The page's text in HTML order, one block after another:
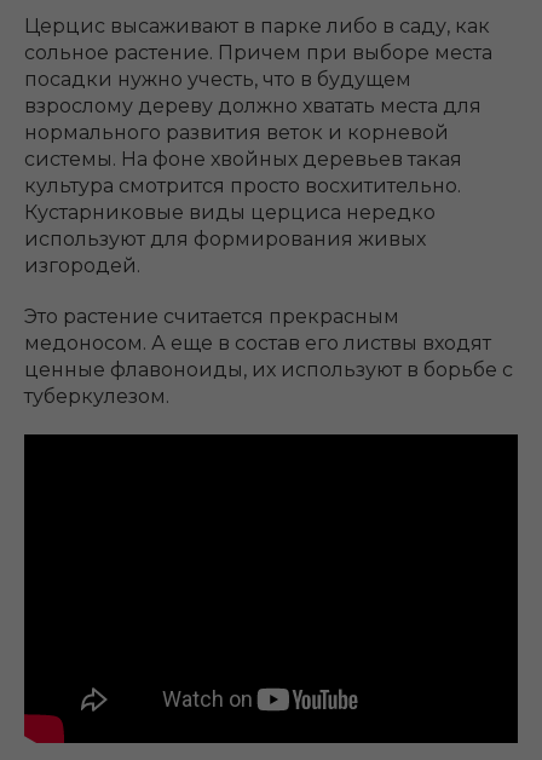
Церцис высаживают в парке либо в саду, как
сольное растение. Причем при выборе места
посадки нужно учесть, что в будущем
взрослому дереву должно хватать места для
нормального развития веток и корневой
системы. На фоне хвойных деревьев такая
культура смотрится просто восхитительно.
Кустарниковые виды церциса нередко
используют для формирования живых
изгородей.
Это растение считается прекрасным
медоносом. А еще в состав его листвы входят
ценные флавоноиды, их используют в борьбе с
туберкулезом.